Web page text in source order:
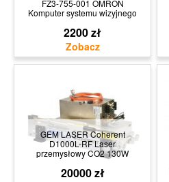
FZ3-755-001 OMRON
Komputer systemu wizyjnego
2200 zł
GEM LASER Coherent
D1000L-RF Laser
przemysłowy CO2 130W
20000 zł